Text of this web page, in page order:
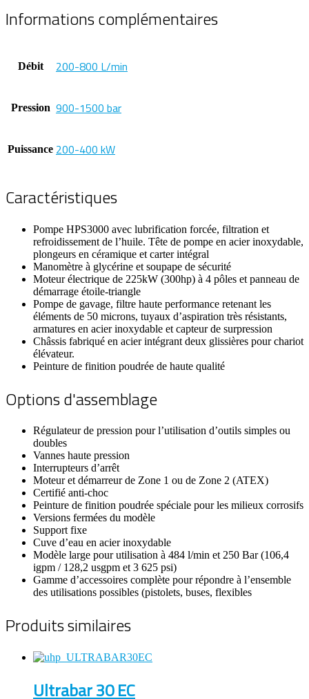
Informations complémentaires
Débit 200-800 L/min
Pression 900-1500 bar
Puissance 200-400 kW
Caractéristiques
Pompe HPS3000 avec lubrification forcée, filtration et
refroidissement de l’huile. Tête de pompe en acier inoxydable,
plongeurs en céramique et carter intégral
Manomètre à glycérine et soupape de sécurité
Moteur électrique de 225kW (300hp) à 4 pôles et panneau de
démarrage étoile-triangle
Pompe de gavage, filtre haute performance retenant les
éléments de 50 microns, tuyaux d’aspiration très résistants,
armatures en acier inoxydable et capteur de surpression
Châssis fabriqué en acier intégrant deux glissières pour chariot
élévateur.
Peinture de finition poudrée de haute qualité
Options d'assemblage
Régulateur de pression pour l’utilisation d’outils simples ou
doubles
Vannes haute pression
Interrupteurs d’arrêt
Moteur et démarreur de Zone 1 ou de Zone 2 (ATEX)
Certifié anti-choc
Peinture de finition poudrée spéciale pour les milieux corrosifs
Versions fermées du modèle
Support fixe
Cuve d’eau en acier inoxydable
Modèle large pour utilisation à 484 l/min et 250 Bar (106,4
igpm / 128,2 usgpm et 3 625 psi)
Gamme d’accessoires complète pour répondre à l’ensemble
des utilisations possibles (pistolets, buses, flexibles
Produits similaires
Ultrabar 30 EC